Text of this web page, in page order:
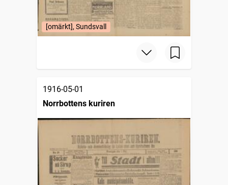
[omärkt], Sundsvall
1916-05-01
Norrbottens kuriren